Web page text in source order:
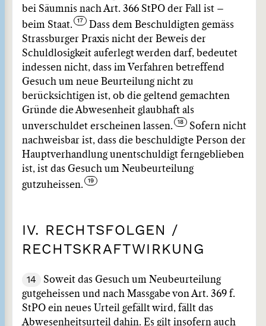
bei Säumnis nach Art. 366 StPO der Fall ist –
beim Staat.
Dass dem Beschuldigten gemäss
Strassburger Praxis nicht der Beweis der
Schuldlosigkeit auferlegt werden darf, bedeutet
indessen nicht, dass im Verfahren betreffend
Gesuch um neue Beurteilung nicht zu
berücksichtigen ist, ob die geltend gemachten
Gründe die Abwesenheit glaubhaft als
unverschuldet erscheinen lassen.
Sofern nicht
nachweisbar ist, dass die beschuldigte Person der
Hauptverhandlung unentschuldigt ferngeblieben
ist, ist das Gesuch um Neubeurteilung
gutzuheissen.
IV. RECHTSFOLGEN /
RECHTSKRAFTWIRKUNG
14
Soweit das Gesuch um Neubeurteilung
gutgeheissen und nach Massgabe von Art. 369 f.
StPO ein neues Urteil gefällt wird, fällt das
Abwesenheitsurteil dahin. Es gilt insofern auch